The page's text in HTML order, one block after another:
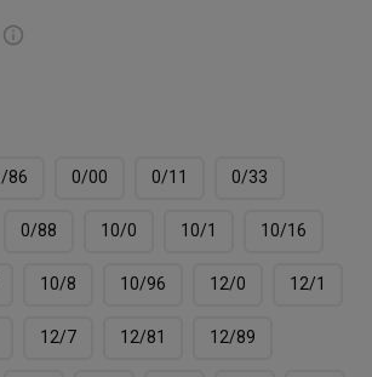
/86 0/00 0/11 0/33
0/88 10/0 10/1 10/16
10/8 10/96 12/0 12/1
12/7 12/81 12/89